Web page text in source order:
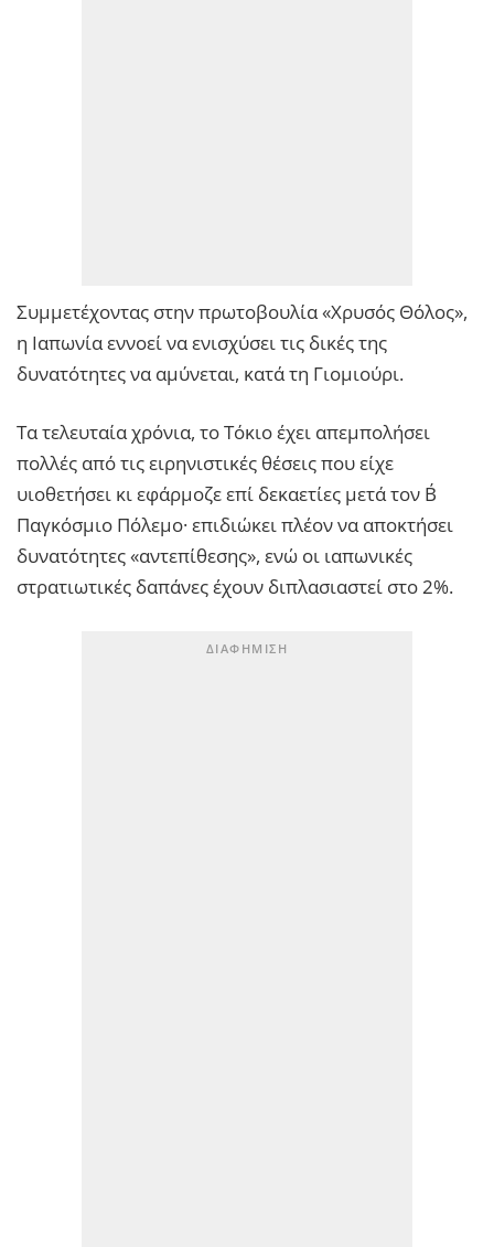
Συμμετέχοντας στην πρωτοβουλία «Χρυσός Θόλος»,
η Ιαπωνία εννοεί να ενισχύσει τις δικές της
δυνατότητες να αμύνεται, κατά τη Γιομιούρι.
Τα τελευταία χρόνια, το Τόκιο έχει απεμπολήσει
πολλές από τις ειρηνιστικές θέσεις που είχε
υιοθετήσει κι εφάρμοζε επί δεκαετίες μετά τον Β΄
Παγκόσμιο Πόλεμο· επιδιώκει πλέον να αποκτήσει
δυνατότητες «αντεπίθεσης», ενώ οι ιαπωνικές
στρατιωτικές δαπάνες έχουν διπλασιαστεί στο 2%.